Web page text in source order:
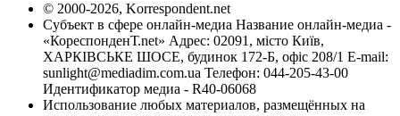
© 2000-2026, Korrespondent.net
Субъект в сфере онлайн-медиа Название онлайн-медиа -
«КореспонденТ.net» Адрес: 02091, місто Київ,
ХАРКІВСЬКЕ ШОСЕ, будинок 172-Б, офіс 208/1 E-mail:
sunlight@mediadim.com.ua Телефон: 044-205-43-00
Идентификатор медиа - R40-06068
Использование любых материалов, размещённых на